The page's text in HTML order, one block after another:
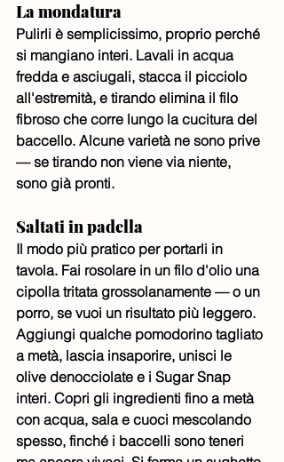
La mondatura
Pulirli è semplicissimo, proprio perché
si mangiano interi. Lavali in acqua
fredda e asciugali, stacca il picciolo
all'estremità, e tirando elimina il filo
fibroso che corre lungo la cucitura del
baccello. Alcune varietà ne sono prive
— se tirando non viene via niente,
sono già pronti.
Saltati in padella
Il modo più pratico per portarli in
tavola. Fai rosolare in un filo d'olio una
cipolla tritata grossolanamente — o un
porro, se vuoi un risultato più leggero.
Aggiungi qualche pomodorino tagliato
a metà, lascia insaporire, unisci le
olive denocciolate e i Sugar Snap
interi. Copri gli ingredienti fino a metà
con acqua, sala e cuoci mescolando
spesso, finché i baccelli sono teneri